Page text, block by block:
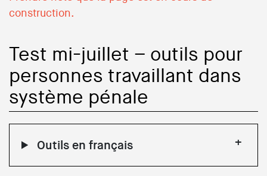
construction.
Test mi-juillet – outils pour
personnes travaillant dans
système pénale
Outils en français